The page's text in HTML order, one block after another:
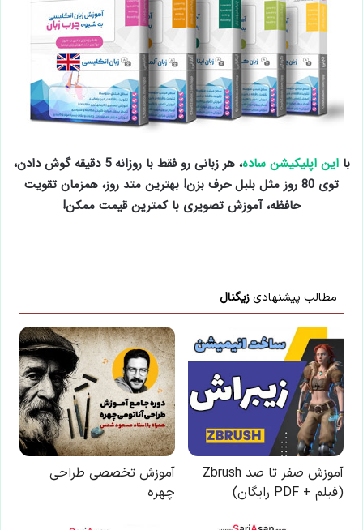
بااین اپلیکیشن ساده
، هر زبانی رو فقط با روزانه 5 دقیقه گوش دادن،
توی 80 روز مثل بلبل حرف بزن! بهترین متد روز، همزمان تقویت
حافظه، آموزش تصویری با کمترین قیمت ممکن!